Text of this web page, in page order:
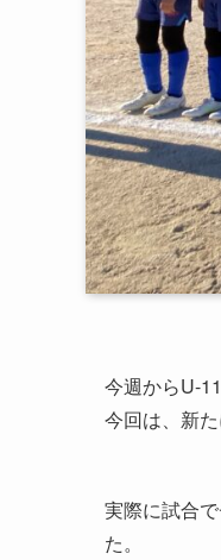
今週からU-
今回は、新
実際に試合
た。